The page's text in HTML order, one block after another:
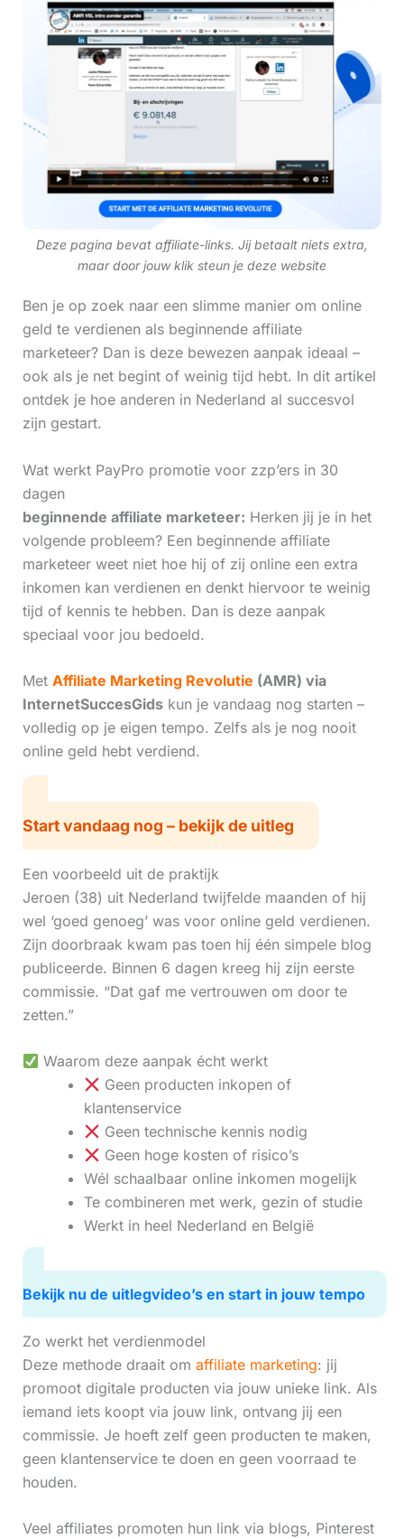
Deze pagina bevat affiliate-links. Jij betaalt niets extra,
maar door jouw klik steun je deze website
Ben je op zoek naar een slimme manier om online
geld te verdienen als beginnende affiliate
marketeer? Dan is deze bewezen aanpak ideaal –
ook als je net begint of weinig tijd hebt. In dit artikel
ontdek je hoe anderen in Nederland al succesvol
zijn gestart.
Wat werkt PayPro promotie voor zzp’ers in 30
dagen
beginnende affiliate marketeer: Herken jij je in het
volgende probleem? Een beginnende affiliate
marketeer weet niet hoe hij of zij online een extra
inkomen kan verdienen en denkt hiervoor te weinig
tijd of kennis te hebben. Dan is deze aanpak
speciaal voor jou bedoeld.
Met Affiliate Marketing Revolutie (AMR) via
InternetSuccesGidskun je vandaag nog starten –
volledig op je eigen tempo. Zelfs als je nog nooit
online geld hebt verdiend.
Start vandaag nog – bekijk de uitleg
Een voorbeeld uit de praktijk
Jeroen (38) uit Nederland twijfelde maanden of hij
wel ‘goed genoeg’ was voor online geld verdienen.
Zijn doorbraak kwam pas toen hij één simpele blog
publiceerde. Binnen 6 dagen kreeg hij zijn eerste
commissie. “Dat gaf me vertrouwen om door te
zetten.”
Waarom deze aanpak écht werkt
Geen producten inkopen of
klantenservice
Geen technische kennis nodig
Geen hoge kosten of risico’s
Wél schaalbaar online inkomen mogelijk
Te combineren met werk, gezin of studie
Werkt in heel Nederland en België
Bekijk nu de uitlegvideo’s en start in jouw tempo
Zo werkt het verdienmodel
Deze methode draait om affiliate marketing: jij
promoot digitale producten via jouw unieke link. Als
iemand iets koopt via jouw link, ontvang jij een
commissie. Je hoeft zelf geen producten te maken,
geen klantenservice te doen en geen voorraad te
houden.
Veel affiliates promoten hun link via blogs, Pinterest